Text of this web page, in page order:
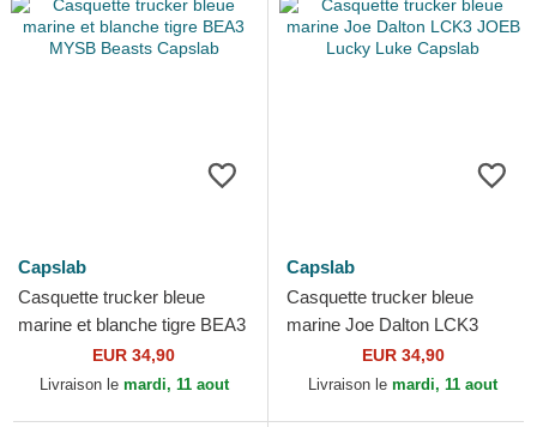
Capslab
Casquette trucker bleue
marine et blanche tigre BEA3
MYSB Beasts Capslab
EUR 34,90
Livraison le mardi, 11 aout
Capslab
Casquette trucker bleue
marine Joe Dalton LCK3
JOEB Lucky Luke Capslab
EUR 34,90
Livraison le mardi, 11 aout